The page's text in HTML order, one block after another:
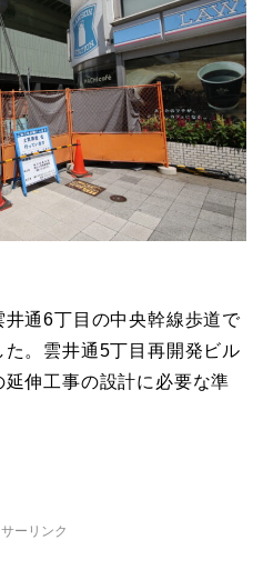
通6丁目の中央幹線歩道で
。雲井通5丁目再開発ビル
伸工事の設計に必要な準
ーリンク